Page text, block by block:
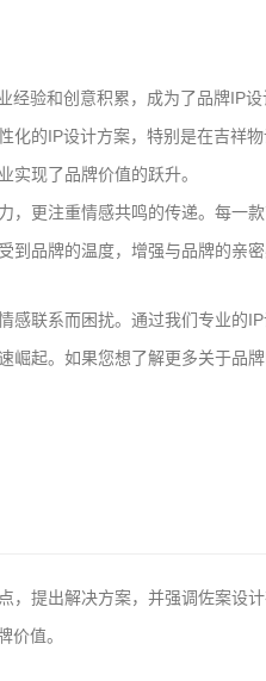
经验和创意积累，成为了品牌IP
化的IP设计方案，特别是在吉祥
实现了品牌价值的跃升。
，更注重情感共鸣的传递。每一
品牌的温度，增强与品牌的亲密
感联系而困扰。通过我们专业的
崛起。如果您想了解更多关于品
，提出解决方案，并强调佐案设
价值。